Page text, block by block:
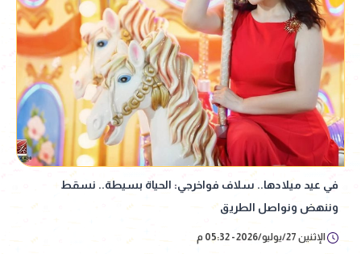
في عيد ميلادها.. سلاف فواخرجي: الحياة بسيطة.. نسقط
وننهض ونواصل الطريق
الإثنين 27/يوليو/2026 - 05:32 م